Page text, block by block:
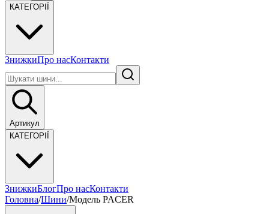
КАТЕГОРІЇ
ЗнижкиПро насКонтакти
Артикул
КАТЕГОРІЇ
ЗнижкиБлогПро насКонтакти
Головна/Шини/Модель PACER